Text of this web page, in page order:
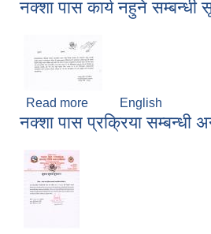
नक्शा पास कार्य नहुने सम्बन्धी
Read more about नक्शा पास कार्य
English
नक्शा पास प्रक्रिया सम्बन्धी